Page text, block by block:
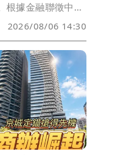
根據金融聯徵中心
統計，非六都15
、苗栗縣、彰化
五個縣市平均房貸
！房價與房貸壓
名列前茅！其中，
縣，Q1平均房貸
元，增壓幅度也居
負擔131萬元！苗
晚一年同樣多負擔
2026/08/06 14:30